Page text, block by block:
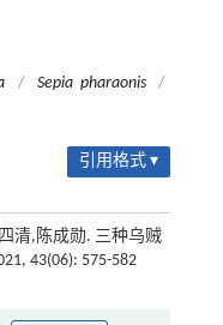
/ Sepia pharaonis
/
引用格式 ▾
清,陈成勋. 三种乌贼
43(06): 575-582